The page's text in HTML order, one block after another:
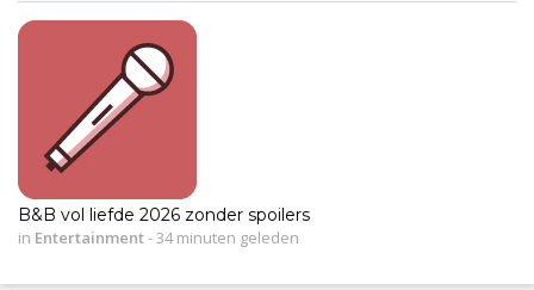
B&B vol liefde 2026 zonder spoilers
in Entertainment-34 minuten geleden